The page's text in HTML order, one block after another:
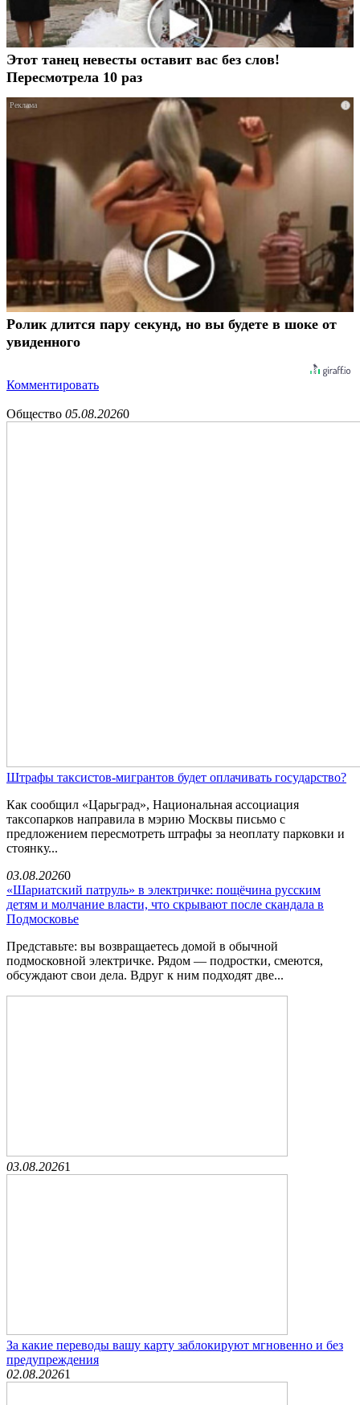
Этот танец невесты оставит вас без слов!
Пересмотрела 10 раз
i
Ролик длится пару секунд, но вы будете в шоке от
увиденного
Комментировать
Общество 05.08.20260
Штрафы таксистов-мигрантов будет оплачивать государство?
Как сообщил «Царьград», Национальная ассоциация
таксопарков направила в мэрию Москвы письмо с
предложением пересмотреть штрафы за неоплату парковки и
стоянку...
03.08.20260
«Шариатский патруль» в электричке: пощёчина русским
детям и молчание власти, что скрывают после скандала в
Подмосковье
Представьте: вы возвращаетесь домой в обычной
подмосковной электричке. Рядом — подростки, смеются,
обсуждают свои дела. Вдруг к ним подходят две...
03.08.20261
За какие переводы вашу карту заблокируют мгновенно и без
предупреждения
02.08.20261